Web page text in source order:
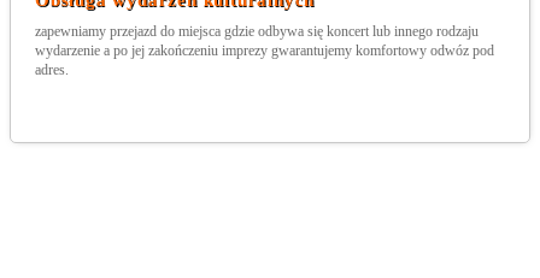
zapewniamy przejazd do miejsca gdzie odbywa się koncert lub innego rodzaju
wydarzenie a po jej zakończeniu imprezy gwarantujemy komfortowy odwóz pod
adres.